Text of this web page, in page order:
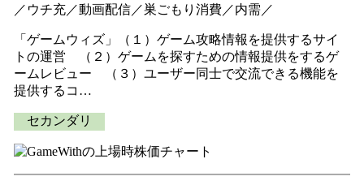
／ウチ充／動画配信／巣ごもり消費／内需／
「ゲームウィズ」（１）ゲーム攻略情報を提供するサイ
トの運営 （２）ゲームを探すための情報提供をするゲ
ームレビュー （３）ユーザー同士で交流できる機能を
提供するコ…
セカンダリ